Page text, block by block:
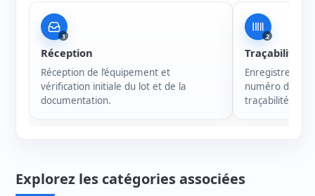
1
Réception
Réception de l’équipement et
vérification initiale du lot et de la
documentation.
2
Traçabilité
numéro de
traçabilité de
Explorez les catégories associées